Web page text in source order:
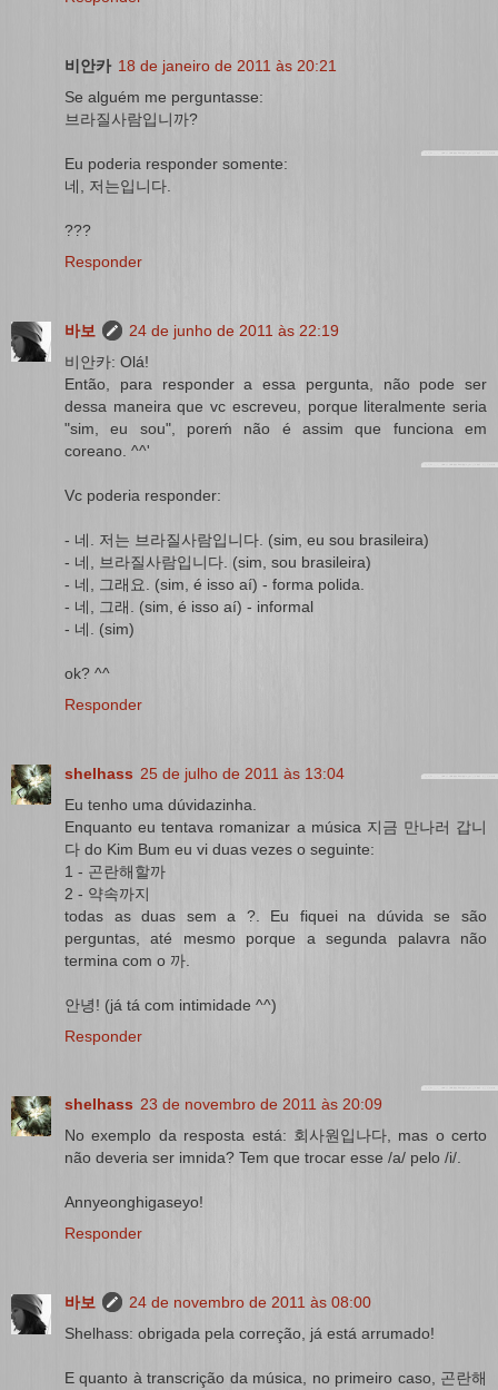
비안카 18 de janeiro de 2011 às 20:21
Se alguém me perguntasse:
브라질사람입니까?
Eu poderia responder somente:
네, 저는입니다.
???
Responder
바보
24 de junho de 2011 às 22:19
비안카: Olá!
Então, para responder a essa pergunta, não pode ser
dessa maneira que vc escreveu, porque literalmente seria
"sim, eu sou", poreḿ não é assim que funciona em
coreano. ^^'
Vc poderia responder:
- 네. 저는 브라질사람입니다. (sim, eu sou brasileira)
- 네, 브라질사람입니다. (sim, sou brasileira)
- 네, 그래요. (sim, é isso aí) - forma polida.
- 네, 그래. (sim, é isso aí) - informal
- 네. (sim)
ok? ^^
Responder
shelhass 25 de julho de 2011 às 13:04
Eu tenho uma dúvidazinha.
Enquanto eu tentava romanizar a música 지금 만나러 갑니
다 do Kim Bum eu vi duas vezes o seguinte:
1 - 곤란해할까
2 - 약속까지
todas as duas sem a ?. Eu fiquei na dúvida se são
perguntas, até mesmo porque a segunda palavra não
termina com o 까.
안녕! (já tá com intimidade ^^)
Responder
shelhass 23 de novembro de 2011 às 20:09
No exemplo da resposta está: 회사원입나다, mas o certo
não deveria ser imnida? Tem que trocar esse /a/ pelo /i/.
Annyeonghigaseyo!
Responder
바보
24 de novembro de 2011 às 08:00
Shelhass: obrigada pela correção, já está arrumado!
E quanto à transcrição da música, no primeiro caso, 곤란해